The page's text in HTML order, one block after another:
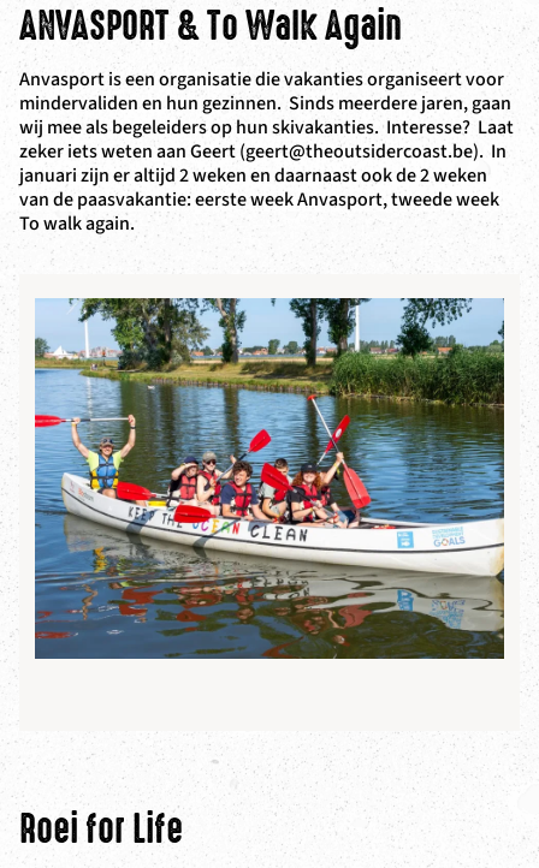
ANVASPORT & To Walk Again
Anvasport is een organisatie die vakanties organiseert voor
mindervaliden en hun gezinnen. Sinds meerdere jaren, gaan
wij mee als begeleiders op hun skivakanties. Interesse? Laat
zeker iets weten aan Geert (geert@theoutsidercoast.be). In
januari zijn er altijd 2 weken en daarnaast ook de 2 weken
van de paasvakantie: eerste week Anvasport, tweede week
To walk again.
Roei for Life